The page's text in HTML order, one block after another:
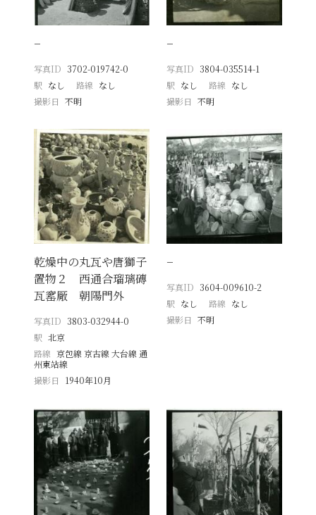
−
写真ID 3702-019742-0
駅 なし 路線 なし
撮影日
不明
−
写真ID 3804-035514-1
駅 なし 路線 なし
撮影日 不明
乾燥中の丸瓦や唐獅子
置物２ 西通合瑠璃磚
瓦窰厰 朝陽門外
写真ID 3803-032944-0
駅 北京
路線 京包線 京古線 大台線 通
州東站線
撮影日
1940年10月
−
写真ID 3604-009610-2
駅 なし 路線 なし
撮影日 不明